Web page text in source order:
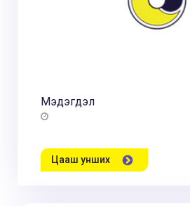
Мэдэгдэл
Цааш унших